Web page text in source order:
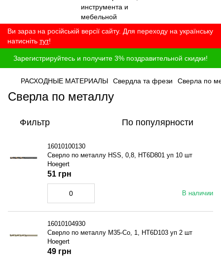
Ви зараз на російській версії сайту. Для переходу на українську
натисніть тут!
Зарегистрируйтесь и получите 3% поздравительной скидки!
РАСХОДНЫЕ МАТЕРИАЛЫ Свердла та фрези Сверла по
Сверла по металлу
Фильтр По популярности
16010100130
Сверло по металлу HSS, 0,8, HT6D801 уп 10 шт
Hoegert
В наличии
51 грн
16010104930
Сверло по металлу M35-Co, 1, HT6D103 уп 2 шт
Hoegert
49 грн